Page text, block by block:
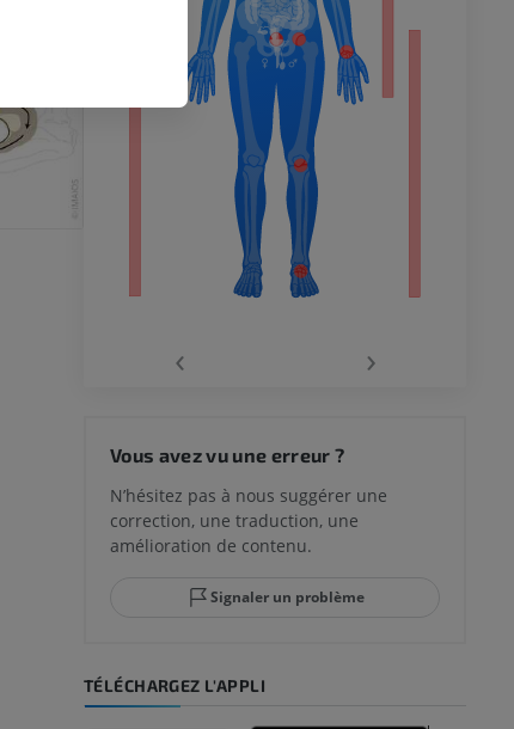
‹ ›
Vous avez vu une erreur ?
N’hésitez pas à nous suggérer une
correction, une traduction, une
amélioration de contenu.
Signaler un problème
TÉLÉCHARGEZ L'APPLI